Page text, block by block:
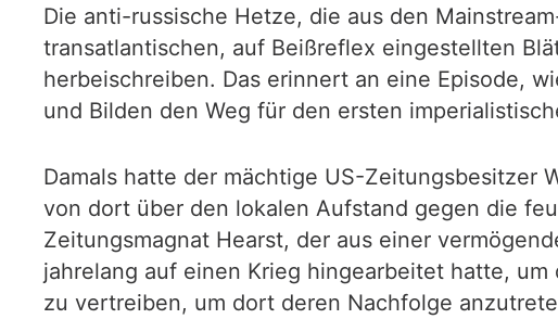
Die anti-russische Hetze, die aus den
transatlantischen, auf Beißreflex eingestellten
herbeischreiben. Das erinnert an eine Episode,
und Bilden den Weg für den ersten
Damals hatte der mächtige US-Zeitungsbesitzer
von dort über den lokalen Aufstand gegen die
Zeitungsmagnat Hearst, der aus einer
jahrelang auf einen Krieg hingearbeitet hatte,
zu vertreiben, um dort deren Nachfolge